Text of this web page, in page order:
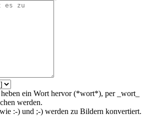
ein Wort hervor (*wort*), per _wort_
werden.
:-) und ;-) werden zu Bildern konvertiert.